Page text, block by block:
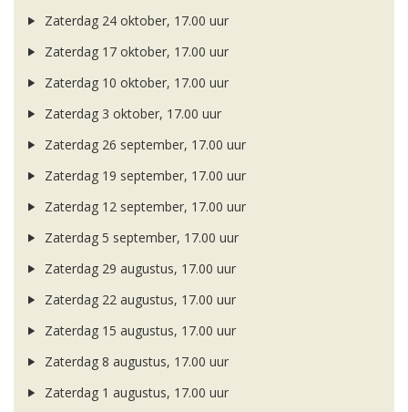
Zaterdag 24 oktober, 17.00 uur
Zaterdag 17 oktober, 17.00 uur
Zaterdag 10 oktober, 17.00 uur
Zaterdag 3 oktober, 17.00 uur
Zaterdag 26 september, 17.00 uur
Zaterdag 19 september, 17.00 uur
Zaterdag 12 september, 17.00 uur
Zaterdag 5 september, 17.00 uur
Zaterdag 29 augustus, 17.00 uur
Zaterdag 22 augustus, 17.00 uur
Zaterdag 15 augustus, 17.00 uur
Zaterdag 8 augustus, 17.00 uur
Zaterdag 1 augustus, 17.00 uur